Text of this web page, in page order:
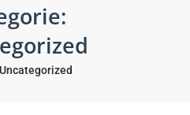
Uncategorized